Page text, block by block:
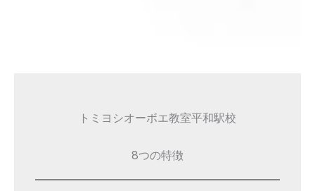
トミヨシオーボエ教室平和駅校
8つの特徴